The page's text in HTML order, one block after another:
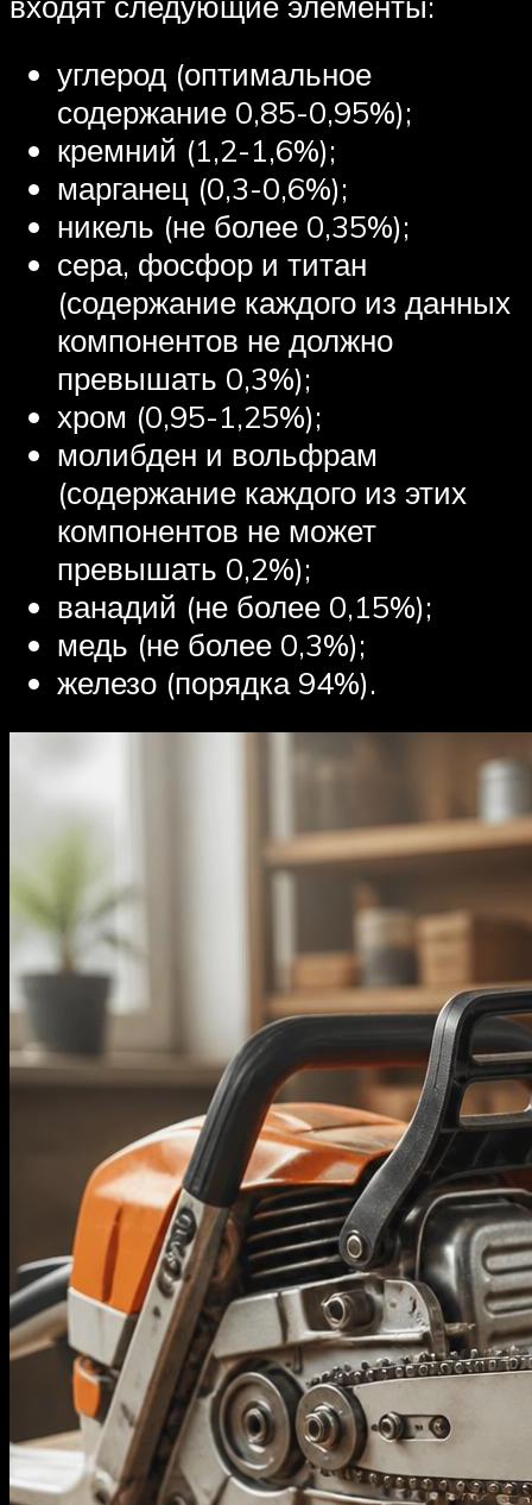
углерод (оптимальное
содержание 0,85-0,95%);
кремний (1,2-1,6%);
марганец (0,3-0,6%);
никель (не более 0,35%);
сера, фосфор и титан
(содержание каждого из данных
компонентов не должно
превышать 0,3%);
хром (0,95-1,25%);
молибден и вольфрам
(содержание каждого из этих
компонентов не может
превышать 0,2%);
ванадий (не более 0,15%);
медь (не более 0,3%);
железо (порядка 94%).